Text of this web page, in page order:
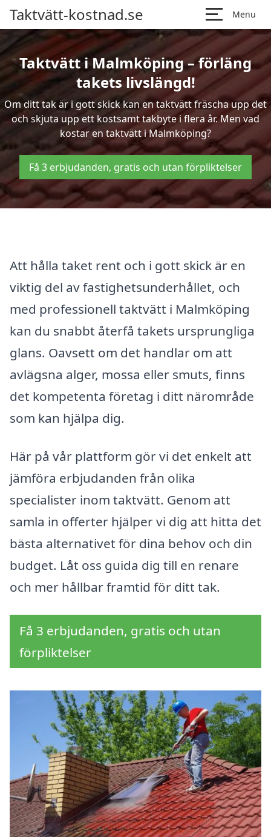
Taktvätt-kostnad.se Menu
Taktvätt i Malmköping – förläng
takets livslängd!
Om ditt tak är i gott skick kan en taktvätt fräscha upp det
och skjuta upp ett kostsamt takbyte i flera år. Men vad
kostar en taktvätt i Malmköping?
Få 3 erbjudanden, gratis och utan förpliktelser
Att hålla taket rent och i gott skick är en
viktig del av fastighetsunderhållet, och
med professionell taktvätt i Malmköping
kan du snabbt återfå takets ursprungliga
glans. Oavsett om det handlar om att
avlägsna alger, mossa eller smuts, finns
det kompetenta företag i ditt närområde
som kan hjälpa dig.
Här på vår plattform gör vi det enkelt att
jämföra erbjudanden från olika
specialister inom taktvätt. Genom att
samla in offerter hjälper vi dig att hitta det
bästa alternativet för dina behov och din
budget. Låt oss guida dig till en renare
och mer hållbar framtid för ditt tak.
Få 3 erbjudanden, gratis och utan
förpliktelser